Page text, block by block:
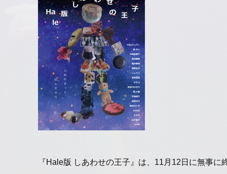
『Hale版 しあわせの王子』は、11月12日に無事に